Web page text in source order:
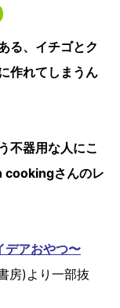
る、イチゴとク
作れてしまうん
不器用な人にこ
cookingさんのレ
デアおやつ〜
房)より一部抜